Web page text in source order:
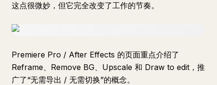
这点很微妙，但它完全改变了工作的节奏。
Premiere Pro / After Effects 的页面重点介绍了
Reframe、Remove BG、Upscale 和 Draw to edit，推
广了“无需导出 / 无需切换”的概念。